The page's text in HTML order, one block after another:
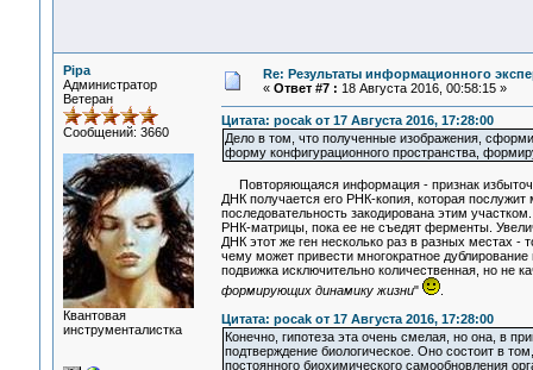
Pipa
Администратор
Ветеран
Сообщений: 3660
Квантовая
инструменталистка
Re: Результаты информационного
« Ответ #7 : 18 Августа 2016, 00:58:15 »
Цитата: pocak от 17 Августа 2016, 17:28:00
Дело в том, что полученные изображения,
форму конфигурационного пространства,
Повторяющаяся информация - признак
ДНК получается его РНК-копия, которая
последовательность закодирована этим
РНК-матрицы, пока ее не съедят ферменты.
ДНК этот же ген несколько раз в разных местах -
чему может привести многократное
подвижка исключительно количественная, но не
формирующих динамику жизни"
.
Цитата: pocak от 17 Августа 2016, 17:28:00
Конечно, гипотеза эта очень смелая, но она, в
подтверждение биологическое. Оно состоит в
постоянного биохимического самообновления